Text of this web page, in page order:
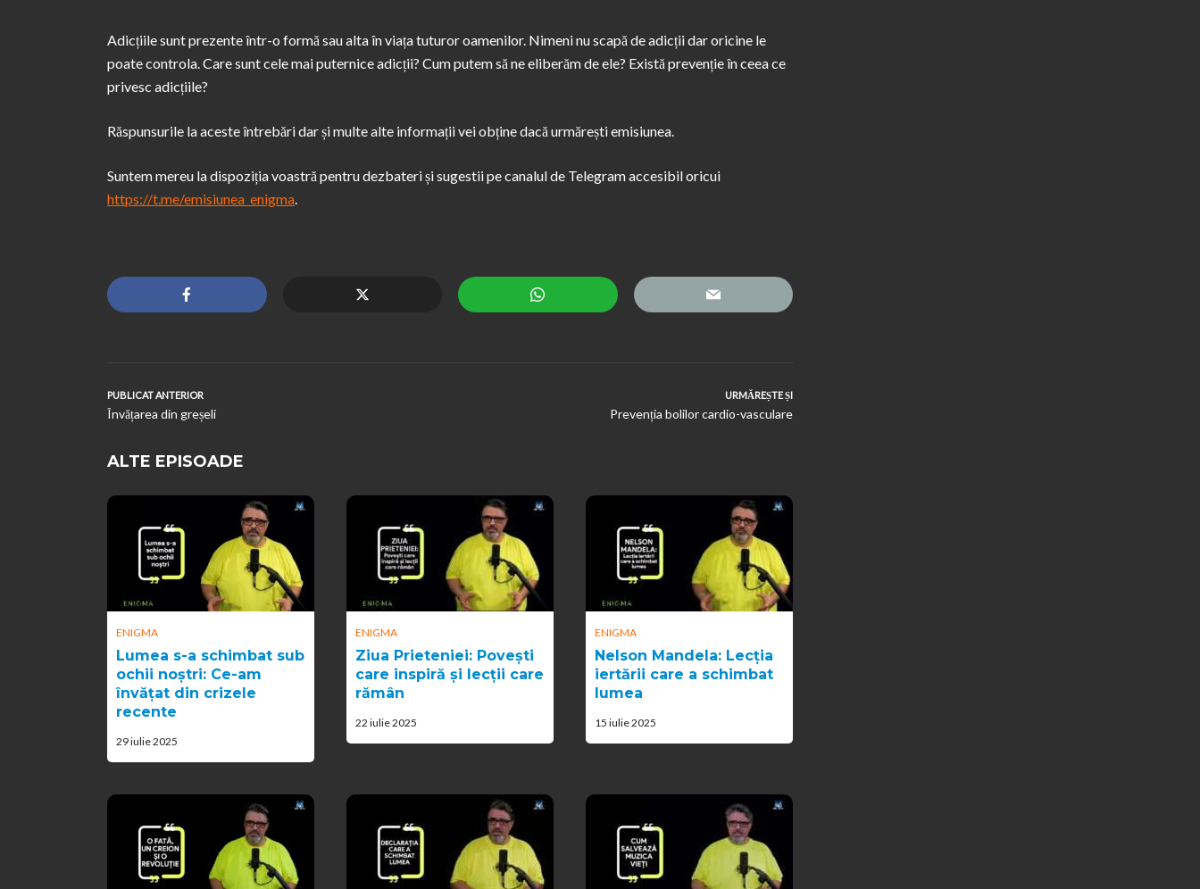
Adicțiile sunt prezente într-o formă sau alta în viața tuturor oamenilor. Nimeni nu scapă de adicții dar oricine le
poate controla. Care sunt cele mai puternice adicții? Cum putem să ne eliberăm de ele? Există prevenție în ceea ce
privesc adicțiile?
Răspunsurile la aceste întrebări dar și multe alte informații vei obține dacă urmărești emisiunea.
Suntem mereu la dispoziția voastră pentru dezbateri și sugestii pe canalul de Telegram accesibil oricui
https://t.me/emisiunea_enigma.
PUBLICAT ANTERIOR
Învățarea din greșeli
URMĂREȘTE ȘI
Prevenția bolilor cardio-vasculare
ALTE EPISOADE
ENIGMA
Lumea s-a schimbat sub
ochii noștri: Ce-am
învățat din crizele
recente
29 iulie 2025
ENIGMA
Ziua Prieteniei: Povești
care inspiră și lecții care
rămân
22 iulie 2025
ENIGMA
Nelson Mandela: Lecția
iertării care a schimbat
lumea
15 iulie 2025